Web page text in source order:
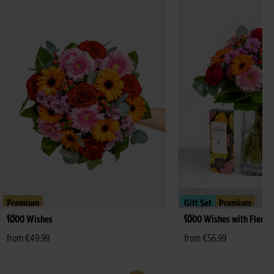
Premium
1000 Wishes
from €49.99
Gift Set
Premium
1000 Wishes with Fleur
from €56.99